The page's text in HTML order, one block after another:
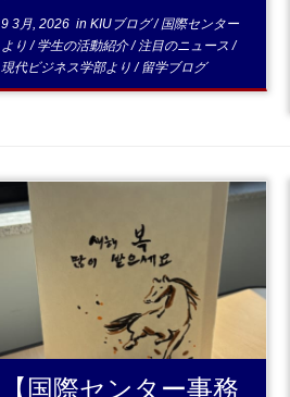
9 3月, 2026 inKIUブログ/国際センター
より/学生の活動紹介/注目のニュース/
現代ビジネス学部より/留学ブログ
...続きを読む
【国際センター事務